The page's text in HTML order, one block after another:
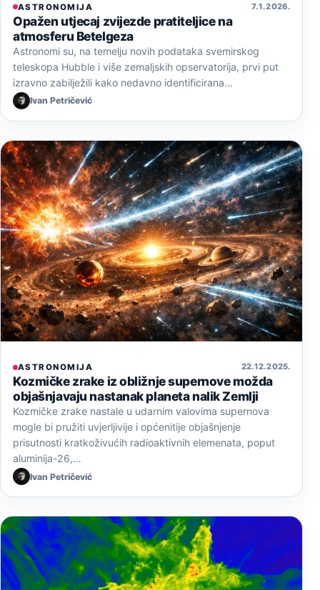
ASTRONOMIJA 7. 1. 2026.
Opažen utjecaj zvijezde pratiteljice na
atmosferu Betelgeza
Astronomi su, na temelju novih podataka svemirskog
teleskopa Hubble i više zemaljskih opservatorija, prvi put
izravno zabilježili kako nedavno identificirana…
Ivan Petričević
ASTRONOMIJA 22. 12. 2025.
Kozmičke zrake iz obližnje supernove možda
objašnjavaju nastanak planeta nalik Zemlji
Kozmičke zrake nastale u udarnim valovima supernova
mogle bi pružiti uvjerljivije i općenitije objašnjenje
prisutnosti kratkoživućih radioaktivnih elemenata, poput
aluminija-26,…
Ivan Petričević